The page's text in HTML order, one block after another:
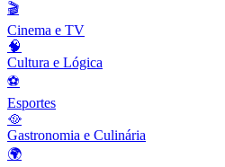
🎬
Cinema e TV
🧠
Cultura e Lógica
⚽
Esportes
🥘
Gastronomia e Culinária
🌍